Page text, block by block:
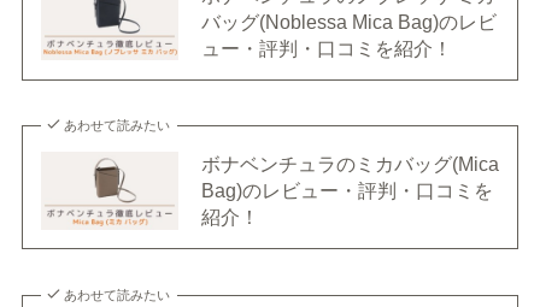
バッグ(Noblessa Mica Bag)のレビ
ュー・評判・口コミを紹介！
あわせて読みたい
ボナベンチュラのミカバッグ(Mica
Bag)のレビュー・評判・口コミを
紹介！
あわせて読みたい